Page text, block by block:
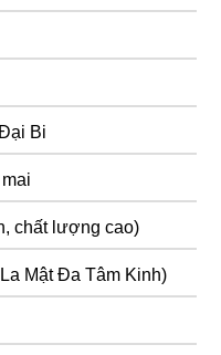
Bi
chất lượng cao)
Mật Đa Tâm Kinh)